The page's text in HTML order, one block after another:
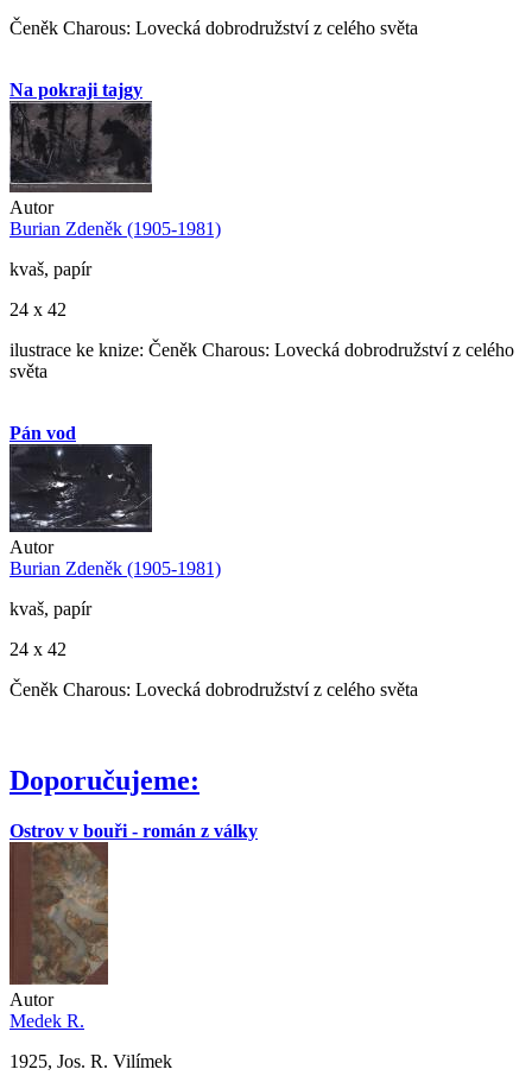
Čeněk Charous: Lovecká dobrodružství z celého světa
Na pokraji tajgy
Autor
Burian Zdeněk (1905-1981)
kvaš, papír
24 x 42
ilustrace ke knize: Čeněk Charous: Lovecká dobrodružství z celého
světa
Pán vod
Autor
Burian Zdeněk (1905-1981)
kvaš, papír
24 x 42
Čeněk Charous: Lovecká dobrodružství z celého světa
Doporučujeme:
Ostrov v bouři - román z války
Autor
Medek R.
1925, Jos. R. Vilímek